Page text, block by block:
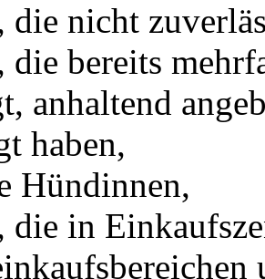
die nicht
die bereits
anhaltend
haben,
Hündinnen,
die in